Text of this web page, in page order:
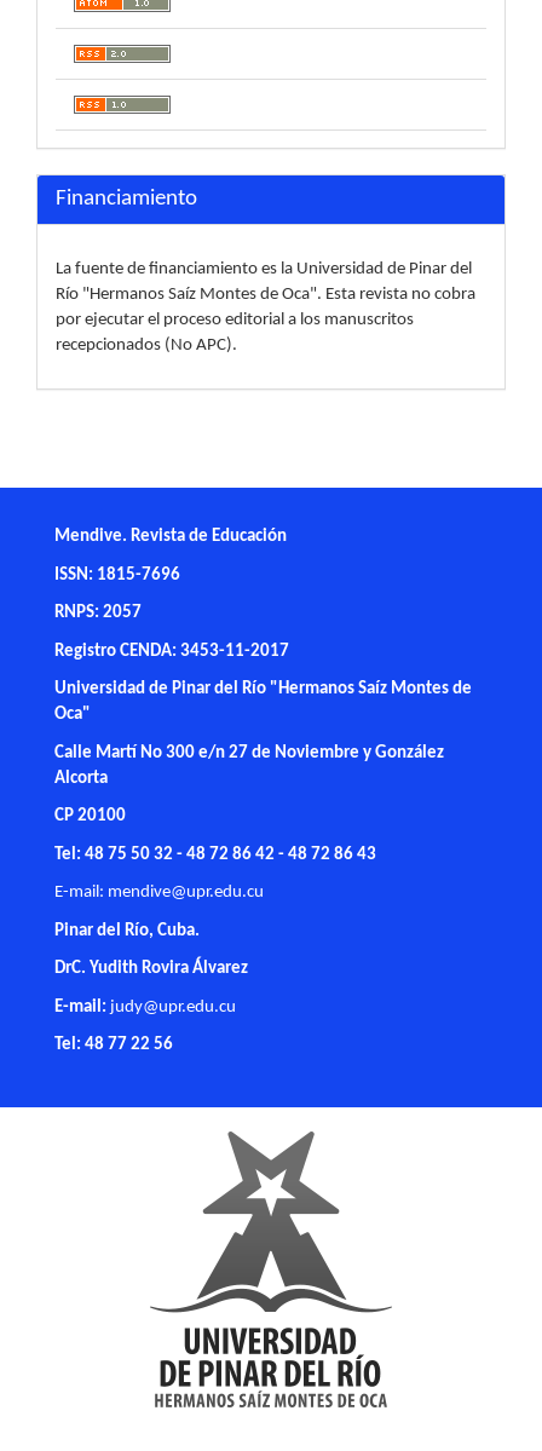
Financiamiento
La fuente de financiamiento es la Universidad de Pinar del
Río "Hermanos Saíz Montes de Oca". Esta revista no cobra
por ejecutar el proceso editorial a los manuscritos
recepcionados (No APC).
Mendive. Revista de Educación
ISSN: 1815-7696
RNPS: 2057
Registro CENDA: 3453-11-2017
Universidad de Pinar del Río "Hermanos Saíz Montes de
Oca"
Calle Martí No 300 e/n 27 de Noviembre y González
Alcorta
CP 20100
Tel: 48 75 50 32 - 48 72 86 42 - 48 72 86 43
E-mail: mendive@upr.edu.cu
Pinar del Río, Cuba.
DrC. Yudith Rovira Álvarez
E-mail: judy@upr.edu.cu
Tel: 48 77 22 56